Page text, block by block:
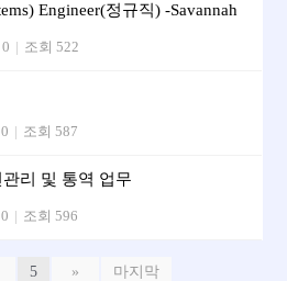
Engineer(정규직) -Savannah
| 조회 522
| 조회 587
리 및 통역 업무
| 조회 596
5 » 마지막